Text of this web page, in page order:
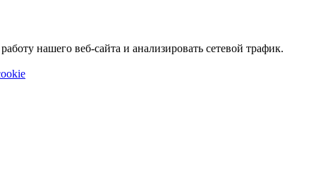
нашего веб-сайта и анализировать сетевой трафик.